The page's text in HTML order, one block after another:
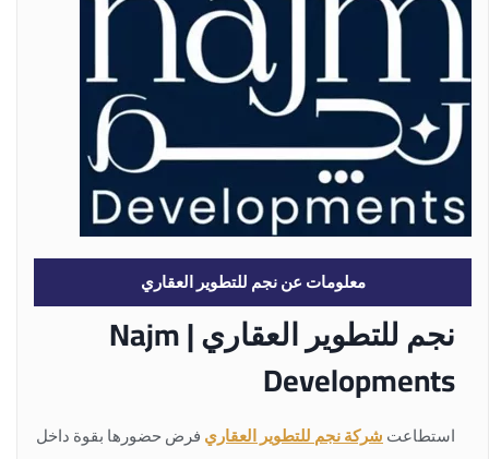
معلومات عن نجم للتطوير العقاري
نجم للتطوير العقاري | Najm
Developments
استطاعتشركة نجم للتطوير العقاريفرض حضورها بقوة داخل